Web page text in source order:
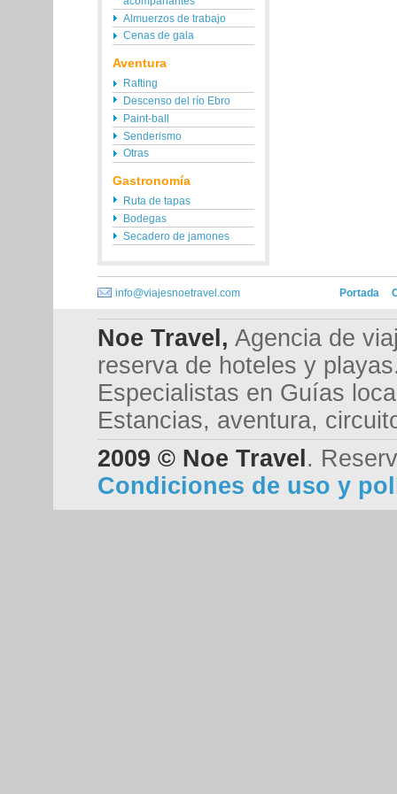
Almuerzos de trabajo
Cenas de gala
Aventura
Rafting
Descenso del río Ebro
Paint-ball
Senderismo
Otras
Gastronomía
Ruta de tapas
Bodegas
Secadero de jamones
Portada
info@viajesnoetravel.com
Noe Travel, Agencia de
reserva de hoteles y
Especialistas en Guías
Estancias, aventura,
2009 © Noe Travel .
Condiciones de uso y